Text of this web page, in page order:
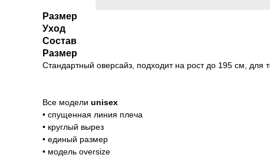
Размер
Уход
Состав
Размер
Стандартный оверсайз, подходит на рост до 195 см, для
Все модели unisex
• спущенная линия плеча
• круглый вырез
• единый размер
• модель oversize